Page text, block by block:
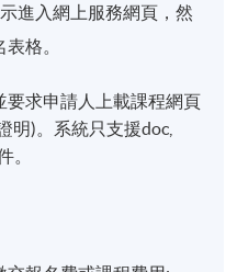
進入網上服務網頁，然
格。
要求申請人上載課程網頁
明)。系統只支援doc,
。